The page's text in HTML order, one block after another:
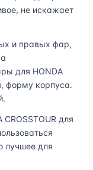
не искажает
и правых фар,
для HONDA
форму корпуса.
для
лучшее для